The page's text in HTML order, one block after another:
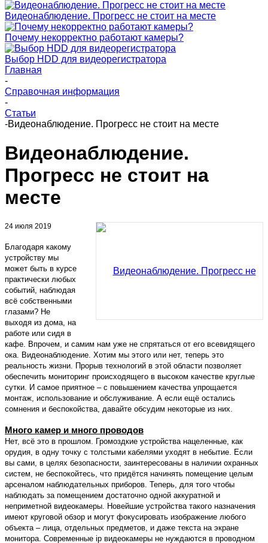
Видеонаблюдение. Прогресс не стоит на месте
Почему некорректно работают камеры?
Выбор HDD для видеорегистратора
Главная
-
Справочная информация
-
Статьи
-Видеонаблюдение. Прогресс не стоит на месте
Видеонаблюдение.
Прогресс не стоит на
месте
24 июля 2019
Благодаря какому
устройству мы
может быть в курсе
практически любых
событий, наблюдая
всё собственными
глазами? Не
выходя из дома, на
работе или сидя в
кафе. Впрочем, и самим нам уже не спрятаться от его всевидящего
ока. Видеонаблюдение. Хотим мы этого или нет, теперь это
реальность жизни. Прорыв технологий в этой области позволяет
обеспечить мониторинг происходящего в высоком качестве круглые
сутки. И самое приятное – с повышением качества упрощается
монтаж, использование и обслуживание. А если ещё остались
сомнения и беспокойства, давайте обсудим некоторые из них.
Много камер и много проводов
Нет, всё это в прошлом. Громоздкие устройства нацеленные, как
орудия, в одну точку с толстыми кабелями уходят в небытие. Если
вы сами, в целях безопасности, заинтересованы в наличии охранных
систем, не беспокойтесь, что придётся начинять помещение целым
арсеналом наблюдательных приборов. Теперь, для того чтобы
наблюдать за помещением достаточно одной аккуратной и
неприметной видеокамеры. Новейшие устройства такого назначения
имеют круговой обзор и могут фокусировать изображение любого
объекта – лица, отдельных предметов, и даже текста на экране
монитора. Современные ip видеокамеры не нуждаются в проводном